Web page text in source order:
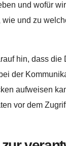
und wofür
wie und zu
hin, dass die
der
aufweisen
vor dem